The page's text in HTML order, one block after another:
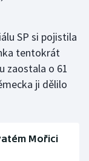
SP si pojistila
tentokrát
zaostala o 61
ji dělilo
Mořici